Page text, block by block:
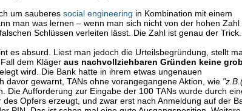
um sauberessocial engineering in Kombination mit einem
man was lernen – wenn man sich nicht von der hohen Zahl
Schlüssen verleiten lässt. Die Zahl ist genau der Trick.
es absurd. Liest man jedoch die Urteilsbegründung, stellt
dem Klägeraus nachvollziehbaren Gründen keine
wird. Die Bank hatte in ihrem etwas ungenauen
davor gewarnt, TANs ohne vorangegangene Aktion, wie
Die Aufforderung zur Eingabe der 100 TANs wurde durch
Opfers erzeugt, und zwar erst nach Anmeldung auf der